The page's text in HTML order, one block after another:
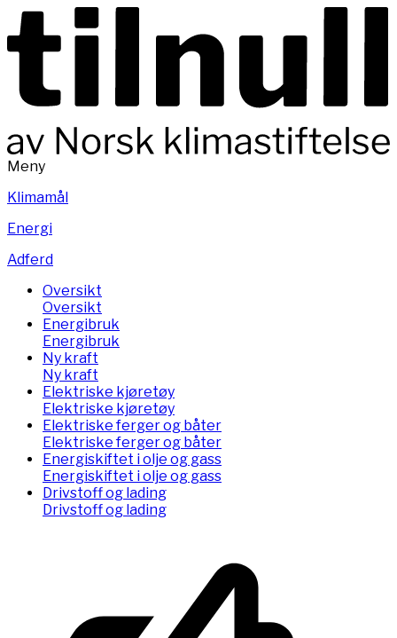
Meny
Klimamål
Energi
Adferd
Oversikt
Oversikt
Energibruk
Energibruk
Ny kraft
Ny kraft
Elektriske kjøretøy
Elektriske kjøretøy
Elektriske ferger og båter
Elektriske ferger og båter
Energiskiftet i olje og gass
Energiskiftet i olje og gass
Drivstoff og lading
Drivstoff og lading